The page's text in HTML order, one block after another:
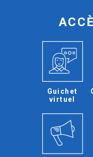
Guichet
virtuel